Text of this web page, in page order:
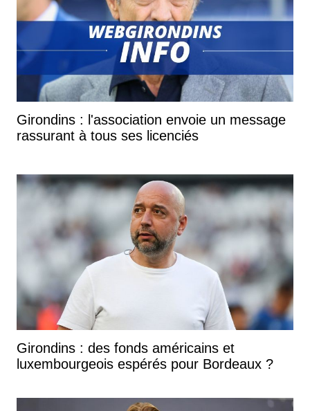
Girondins : l'association envoie un message
rassurant à tous ses licenciés
Girondins : des fonds américains et
luxembourgeois espérés pour Bordeaux ?